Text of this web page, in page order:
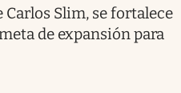
Carlos Slim, se fortalece
de expansión para